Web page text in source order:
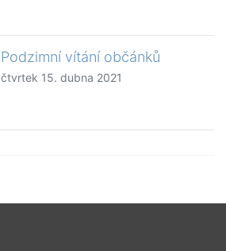
Podzimní vítání občánků
čtvrtek 15. dubna 2021